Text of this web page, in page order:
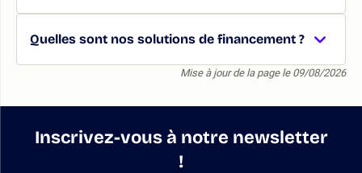
Quelles sont nos solutions de financement ?
Mise à jour de la page le 09/08/2026
Inscrivez-vous à notre newsletter
!